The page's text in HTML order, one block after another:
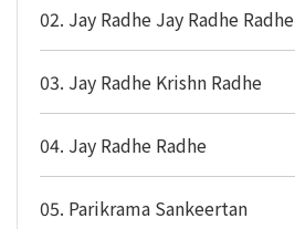
02. Jay Radhe Jay Radhe Radhe
03. Jay Radhe Krishn Radhe
04. Jay Radhe Radhe
05. Parikrama Sankeertan